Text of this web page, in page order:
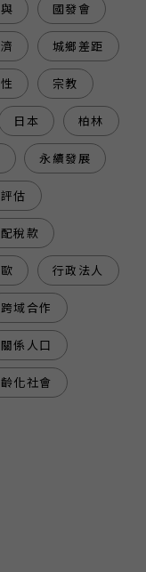
國發會
城鄉差距
宗教
日本 柏林
永續發展
估
稅款
行政法人
跨域合作
關係人口
化社會